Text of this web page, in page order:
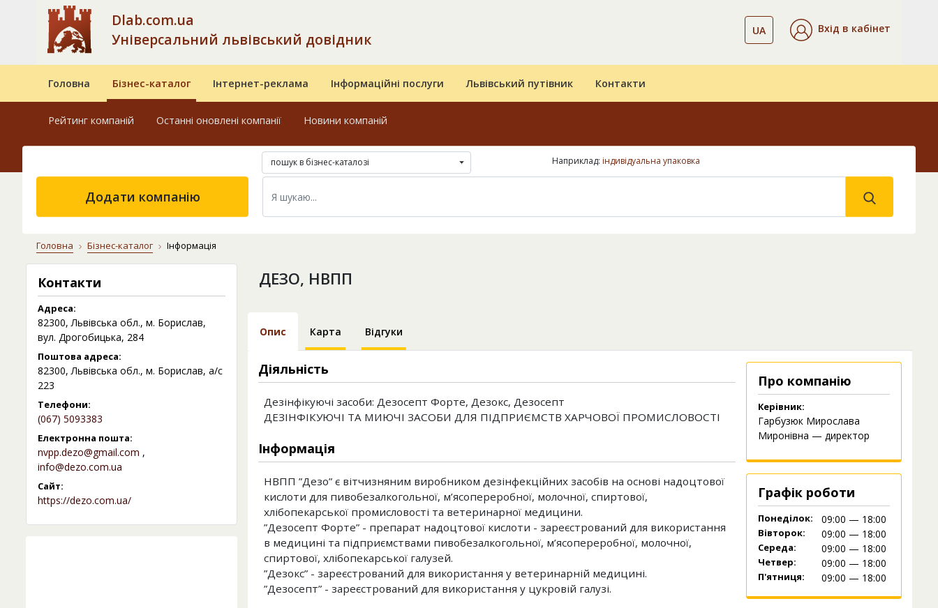
Dlab.com.ua
Універсальний львівський довідник
UA Вхід в кабінет
Головна Бізнес-каталог Інтернет-реклама Інформаційні послуги Львівський путівник Контакти
Рейтинг компаній Останні оновлені компанії Новини компаній
пошук в бізнес-каталозі Наприклад: індивідуальна упаковка
Додати компанію
Головна Бізнес-каталог Інформація
Контакти
Адреса:
82300, Львівська обл., м. Борислав,
вул. Дрогобицька, 284
Поштова адреса:
82300, Львівська обл., м. Борислав, а/с
223
Телефони:
(067) 5093383
Електронна пошта:
nvpp.dezo@gmail.com ,
info@dezo.com.ua
Сайт:
https://dezo.com.ua/
ДЕЗО, НВПП
Опис Карта Відгуки
Діяльність
Дезінфікуючі засоби: Дезосепт Форте, Дезокс, Дезосепт
ДЕЗІНФІКУЮЧІ ТА МИЮЧІ ЗАСОБИ ДЛЯ ПІДПРИЄМСТВ ХАРЧОВОЇ ПРОМИСЛОВОСТІ
Інформація
НВПП ”Дезо” є вітчизняним виробником дезінфекційних засобів на основі надоцтової
кислоти для пивобезалкогольної, м’ясопереробної, молочної, спиртової,
хлібопекарської промисловості та ветеринарної медицини.
”Дезосепт Форте” - препарат надоцтової кислоти - зареєстрований для використання
в медицині та підприємствами пивобезалкогольної, м’ясопереробної, молочної,
спиртової, хлібопекарської галузей.
”Дезокс” - зареєстрований для використання у ветеринарній медицині.
”Дезосепт” - зареєстрований для використання у цукровій галузі.
Про компанію
Керівник:
Гарбузюк Мирослава
Миронівна — директор
Графік роботи
Понеділок: 09:00 — 18:00
Вівторок: 09:00 — 18:00
Середа: 09:00 — 18:00
Четвер: 09:00 — 18:00
П'ятниця: 09:00 — 18:00